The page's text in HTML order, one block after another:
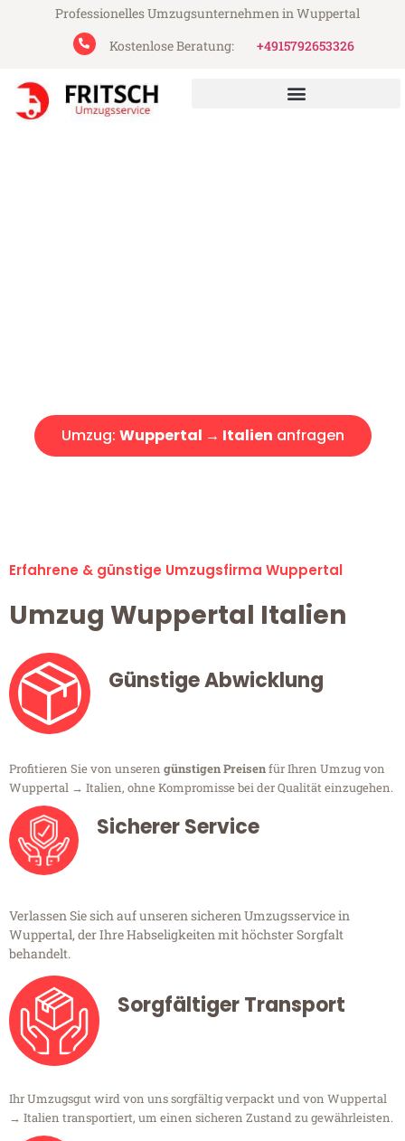
Professionelles Umzugsunternehmen in Wuppertal
Kostenlose Beratung:
+4915792653326
Umzug: Wuppertal → Italien anfragen
Erfahrene & günstige Umzugsfirma Wuppertal
Umzug Wuppertal Italien
Günstige Abwicklung
Profitieren Sie von unseren günstigen Preisenfür Ihren Umzug von
Wuppertal → Italien, ohne Kompromisse bei der Qualität einzugehen.
Sicherer Service
Verlassen Sie sich auf unseren sicheren Umzugsservice in
Wuppertal, der Ihre Habseligkeiten mit höchster Sorgfalt
behandelt.
Sorgfältiger Transport
Ihr Umzugsgut wird von uns sorgfältig verpackt und von Wuppertal
→ Italien transportiert, um einen sicheren Zustand zu gewährleisten.